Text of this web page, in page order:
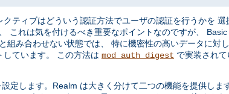
クティブはどういう認証方法でユーザの認証を行うかを
これは気を付けるべき重要なポイントなのですが、
と組み合わせない状態では、 特に機密性の高いデータに対
しています。 この方法は mod_auth_digest で実装され
定します。Realm は大きく分けて二つの機能を提供しま